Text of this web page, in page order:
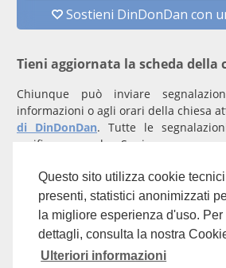
Questo sito utilizza cookie
presenti, statistici anonimizzati
la migliore esperienza d'uso.
dettagli, consulta la nostra
Ulteriori informazioni
Tieni aggiornata la scheda della
Chiunque può inviare
informazioni o agli orari della chiesa
di DinDonDan. Tutte le
verifica manuale. Se invece
con un account
comunicazioni prioritarie che
Per qualunque domanda scrivi a